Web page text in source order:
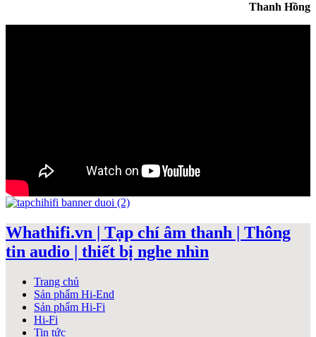
Thanh Hồng
Whathifi.vn | Tạp chí âm thanh | Thông
tin audio | thiết bị nghe nhìn
Trang chủ
Sản phẩm Hi-End
Sản phẩm Hi-Fi
Hi-Fi
Tin tức